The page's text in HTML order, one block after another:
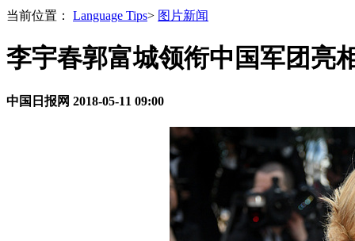
当前位置： Language Tips> 图片新闻
李宇春郭富城领衔中国军团亮
中国日报网 2018-05-11 09:00